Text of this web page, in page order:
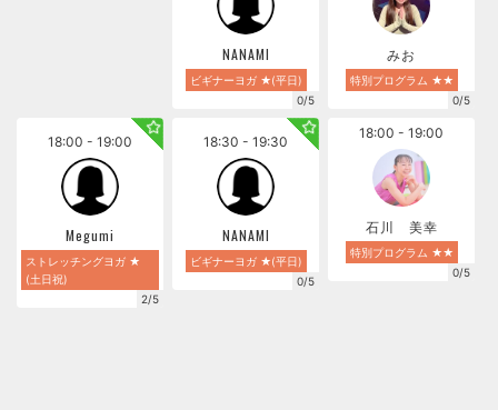
NANAMI
ビギナーヨガ ★(平日)
0/5
みお
特別プログラム ★★
0/5
18:00 - 19:00
Megumi
ストレッチングヨガ ★
(土日祝)
2/5
18:30 - 19:30
NANAMI
ビギナーヨガ ★(平日)
0/5
18:00 - 19:00
石川 美幸
特別プログラム ★★
0/5